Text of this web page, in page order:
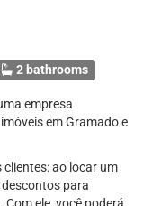
2 bathrooms
empresa
em Gramado e
ao locar um
para